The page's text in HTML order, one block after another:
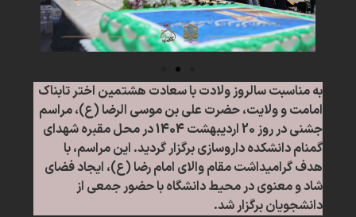
به مناسبت سالروز ولادت با سعادت هشتمین اختر تابناک
امامت و ولایت، حضرت علی بن موسی الرضا (ع)، مراسم
جشنی در روز 20 اردیبهشت 1404 در محل مقبره شهدای
گمنام دانشکده داروسازی برگزار گردید. این مراسم، با
هدف گرامیداشت مقام والای امام رضا (ع)، ایجاد فضای
شاد و معنوی در محیط دانشگاه با حضور جمعی از
دانشجویان برگزار شد.